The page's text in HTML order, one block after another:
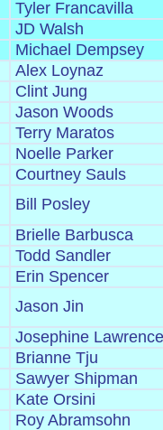
Tyler Francavilla
JD Walsh
Michael Dempsey
Alex Loynaz
Clint Jung
Jason Woods
Terry Maratos
Noelle Parker
Courtney Sauls
Bill Posley
Brielle Barbusca
Todd Sandler
Erin Spencer
Jason Jin
Josephine Lawrence
Brianne Tju
Sawyer Shipman
Kate Orsini
Roy Abramsohn